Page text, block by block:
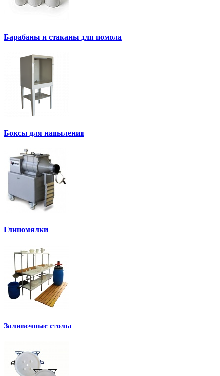
Барабаны и стаканы для помола
Боксы для напыления
Глиномялки
Заливочные столы